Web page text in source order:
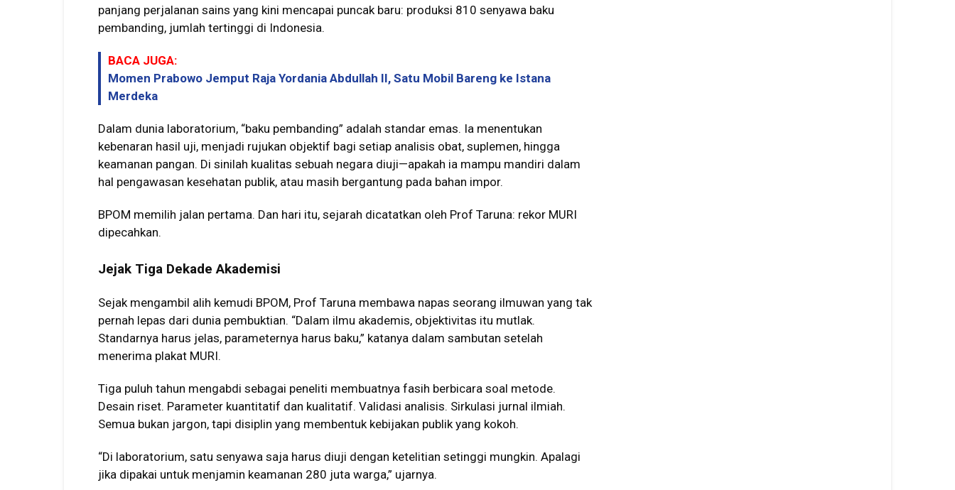
panjang perjalanan sains yang kini mencapai puncak baru: produksi 810 senyawa baku
pembanding, jumlah tertinggi di Indonesia.
BACA JUGA:
Momen Prabowo Jemput Raja Yordania Abdullah II, Satu Mobil Bareng ke Istana
Merdeka
Dalam dunia laboratorium, “baku pembanding” adalah standar emas. Ia menentukan
kebenaran hasil uji, menjadi rujukan objektif bagi setiap analisis obat, suplemen, hingga
keamanan pangan. Di sinilah kualitas sebuah negara diuji—apakah ia mampu mandiri dalam
hal pengawasan kesehatan publik, atau masih bergantung pada bahan impor.
BPOM memilih jalan pertama. Dan hari itu, sejarah dicatatkan oleh Prof Taruna: rekor MURI
dipecahkan.
Jejak Tiga Dekade Akademisi
Sejak mengambil alih kemudi BPOM, Prof Taruna membawa napas seorang ilmuwan yang tak
pernah lepas dari dunia pembuktian. “Dalam ilmu akademis, objektivitas itu mutlak.
Standarnya harus jelas, parameternya harus baku,” katanya dalam sambutan setelah
menerima plakat MURI.
Tiga puluh tahun mengabdi sebagai peneliti membuatnya fasih berbicara soal metode.
Desain riset. Parameter kuantitatif dan kualitatif. Validasi analisis. Sirkulasi jurnal ilmiah.
Semua bukan jargon, tapi disiplin yang membentuk kebijakan publik yang kokoh.
“Di laboratorium, satu senyawa saja harus diuji dengan ketelitian setinggi mungkin. Apalagi
jika dipakai untuk menjamin keamanan 280 juta warga,” ujarnya.